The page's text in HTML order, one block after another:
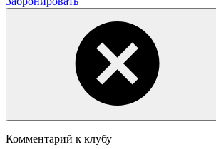
Комментарий к клубу